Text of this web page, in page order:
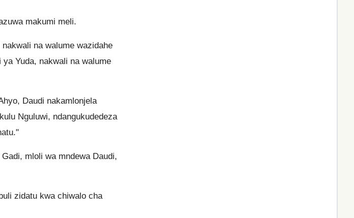
makumi meli.
na walume wazidahe
Yuda, nakwali na walume
Daudi nakamlonjela
Nguluwi, ndangukudedeza
mloli wa mndewa Daudi,
zidatu kwa chiwalo cha